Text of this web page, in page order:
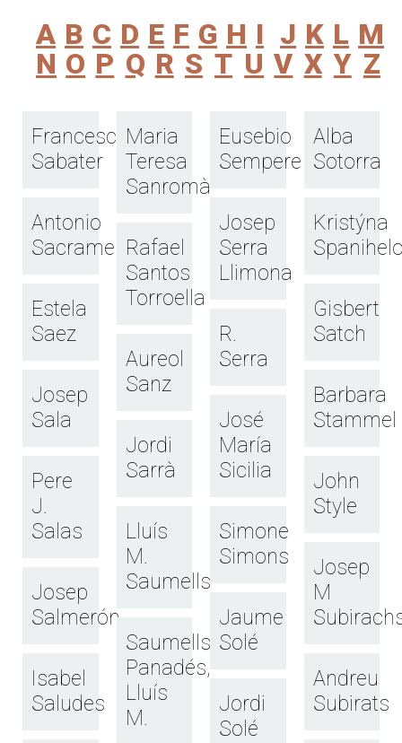
A B C D E F G H I J K L M
N O P Q R S T U V X Y Z
Francesc
Sabater
Antonio
Sacramento
Estela
Saez
Josep
Sala
Pere
J.
Salas
Josep
Salmerón
Isabel
Saludes
Maria
Teresa
Sanromà
Rafael
Santos
Torroella
Aureol
Sanz
Jordi
Sarrà
Lluís
M.
Saumells
Saumells
Panadés,
Lluís
M.
Eusebio
Sempere
Josep
Serra
Llimona
R.
Serra
José
María
Sicilia
Simone
Simons
Jaume
Solé
Jordi
Solé
Alba
Sotorra
Kristýna
Gisbert
Satch
Barbara
Stammel
John
Style
Josep
M
Andreu
Subirats